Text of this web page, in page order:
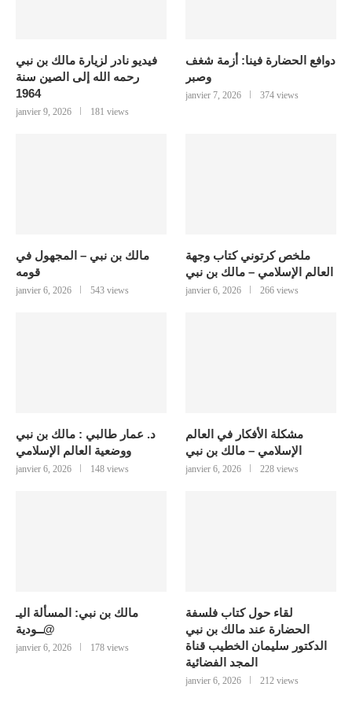
فيديو نادر لزيارة مالك بن نبي
رحمه الله إلى الصين سنة
1964
janvier 9, 2026 181 views
دوافع الحضارة فينا: أزمة شغف
وصبر
janvier 7, 2026 374 views
مالك بن نبي – المجهول في
قومه
janvier 6, 2026 543 views
ملخص كرتوني كتاب وجهة
العالم الإسلامي – مالك بن نبي
janvier 6, 2026 266 views
د. عمار طالبي : مالك بن نبي
ووضعية العالم الإسلامي
janvier 6, 2026 148 views
مشكلة الأفكار في العالم
الإسلامي – مالك بن نبي
janvier 6, 2026 228 views
مالك بن نبي: المسألة اليـ
@ــودية
janvier 6, 2026 178 views
لقاء حول كتاب فلسفة
الحضارة عند مالك بن نبي
الدكتور سليمان الخطيب قناة
المجد الفضائية
janvier 6, 2026 212 views